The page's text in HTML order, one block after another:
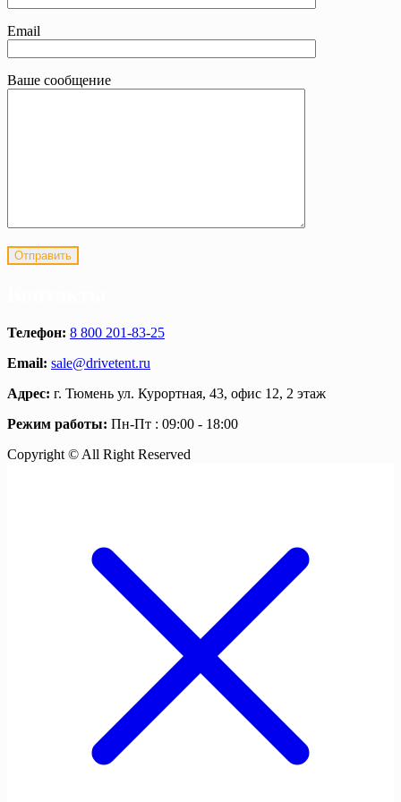
Email
Ваше сообщение
Телефон: 8 800 201-83-25
Email: sale@drivetent.ru
Адрес: г. Тюмень ул. Курортная, 43, офис 12, 2 этаж
Режим работы: Пн-Пт : 09:00 - 18:00
Copyright © All Right Reserved